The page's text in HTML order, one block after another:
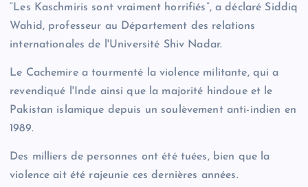
“Les Kaschmiris sont vraiment horrifiés”, a déclaré Siddiq
Wahid, professeur au Département des relations
internationales de l'Université Shiv Nadar.
Le Cachemire a tourmenté la violence militante, qui a
revendiqué l'Inde ainsi que la majorité hindoue et le
Pakistan islamique depuis un soulèvement anti-indien en
1989.
Des milliers de personnes ont été tuées, bien que la
violence ait été rajeunie ces dernières années.